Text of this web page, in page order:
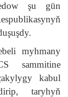
şu gün
myhmany
sammitine
kabul
taryhyň